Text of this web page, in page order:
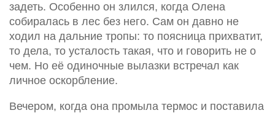
задеть. Особенно он злился, когда Олена
собиралась в лес без него. Сам он давно не
ходил на дальние тропы: то поясница прихватит,
то дела, то усталость такая, что и говорить не о
чем. Но её одиночные вылазки встречал как
личное оскорбление.
Вечером, когда она промыла термос и поставила